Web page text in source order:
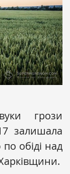
грози
залишала
обіді над